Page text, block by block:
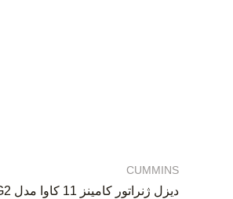
CUMMINS
دیزل ژنراتور کامینز 11 کاوا مدل X1.3-G2